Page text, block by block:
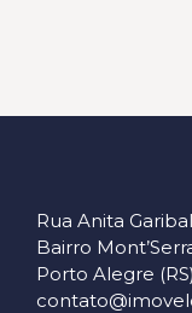
Rua Anita
Bairro
Porto Alegre (RS)